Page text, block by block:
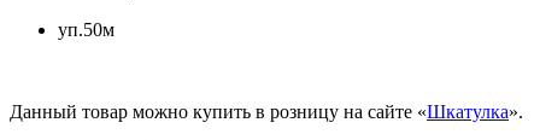
уп.50м
Данный товар можно купить в розницу на сайте «Шкатулка».